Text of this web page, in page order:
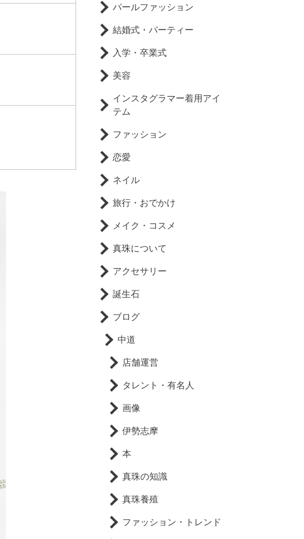
パールファッション
結婚式・パーティー
入学・卒業式
美容
インスタグラマー着用アイ
テム
ファッション
恋愛
ネイル
旅行・おでかけ
メイク・コスメ
真珠について
アクセサリー
誕生石
ブログ
中道
店舗運営
タレント・有名人
画像
伊勢志摩
本
真珠の知識
真珠養殖
ファッション・トレンド